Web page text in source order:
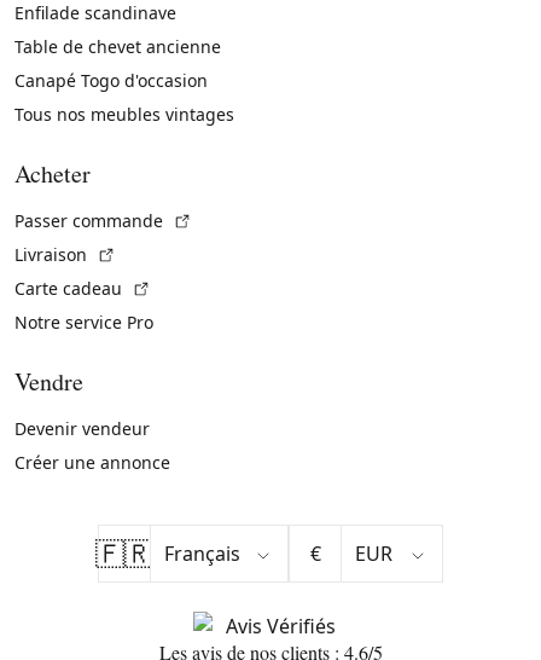
Enfilade scandinave
Table de chevet ancienne
Canapé Togo d'occasion
Tous nos meubles vintages
Acheter
Passer commande
Livraison
Carte cadeau
Notre service Pro
Vendre
Devenir vendeur
Créer une annonce
🇫🇷 €
Les avis de nos clients : 4.6/5